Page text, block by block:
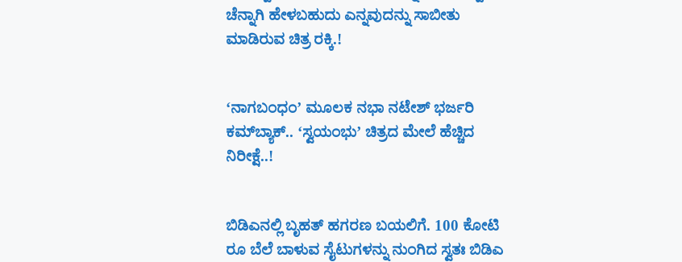
ಚೆನ್ನಾಗಿ ಹೇಳಬಹುದು ಎನ್ನವುದನ್ನು ಸಾಬೀತು
ಮಾಡಿರುವ ಚಿತ್ರ ರಕ್ಕಿ.!
‘ನಾಗಬಂಧಂ’ ಮೂಲಕ ನಭಾ ನಟೇಶ್ ಭರ್ಜರಿ
ಕಮ್‌ಬ್ಯಾಕ್.. ‘ಸ್ವಯಂಭು’ ಚಿತ್ರದ ಮೇಲೆ ಹೆಚ್ಚಿದ
ನಿರೀಕ್ಷೆ..!
ಬಿಡಿಎನಲ್ಲಿ ಬೃಹತ್ ಹಗರಣ ಬಯಲಿಗೆ. 100 ಕೋಟಿ
ರೂ ಬೆಲೆ ಬಾಳುವ ಸೈಟುಗಳನ್ನು ನುಂಗಿದ ಸ್ವತಃ ಬಿಡಿಎ